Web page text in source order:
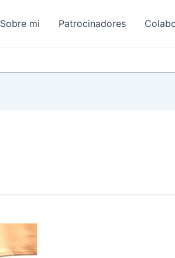
Sobre mi Patrocinadores